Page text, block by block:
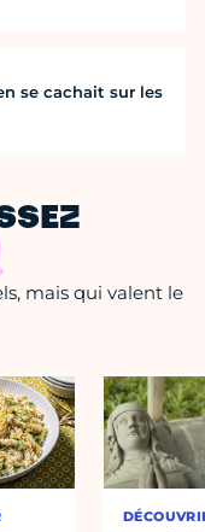
se cachait sur les
mais qui valent le